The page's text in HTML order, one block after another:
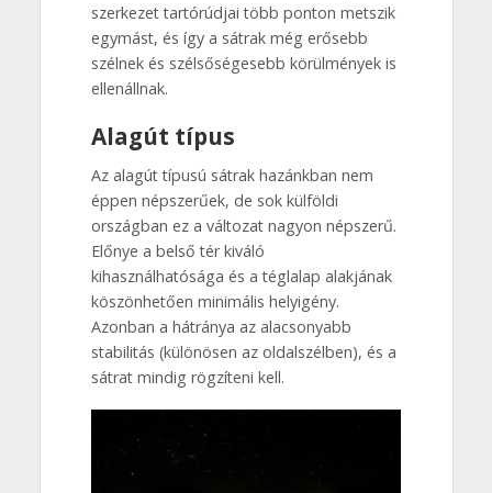
szerkezet tartórúdjai több ponton metszik
egymást, és így a sátrak még erősebb
szélnek és szélsőségesebb körülmények is
ellenállnak.
Alagút típus
Az alagút típusú sátrak hazánkban nem
éppen népszerűek, de sok külföldi
országban ez a változat nagyon népszerű.
Előnye a belső tér kiváló
kihasználhatósága és a téglalap alakjának
köszönhetően minimális helyigény.
Azonban a hátránya az alacsonyabb
stabilitás (különösen az oldalszélben), és a
sátrat mindig rögzíteni kell.